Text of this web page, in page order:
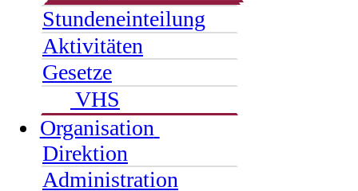
Stundeneinteilung
Aktivitäten
Gesetze
VHS
Organisation
Direktion
Administration